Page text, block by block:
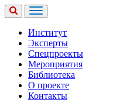
Институт
Эксперты
Спецпроекты
Мероприятия
Библиотека
О проекте
Контакты